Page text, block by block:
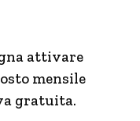
attivare
mensile
gratuita.